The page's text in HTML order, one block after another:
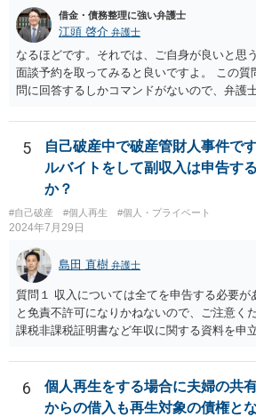
借金の理由が問われ，場合によっては破産が
ている財産（２０万円以上の価値があるもの
きない。 【③の回答】 ３０万円～６０万円程
士費用は分割で支払うことができる場合も多
て支払いのスケジュールを決めます。 なお，
る必要はなくなるため，借金の返済に充てて
を起こされることもあり得るため，お早めに
とをお勧めします。
借金・債務整理に強い弁護士
江頭 啓介 弁護士
なるほどです。それでは、ご自身が良いと思
面談予約を取ってみると良いですよ。 この質
問に回答するしかコマンドがないので、弁護
5
自己破産中で破産管財人事件で
ルバイトをして副収入は申告す
か？
#自己破産 #個人再生 #個人・プライベート
2024年7月29日
島田 直樹 弁護士
質問１ 収入については全てを申告する必要が
と免責不許可になりかねないので、ご注意く
課税非課税証明書など年収に関する資料を申
組入不要）が認められると考えられるところ
偽の申告をすると免責不許可となりかねませ
6
個人再生をする場合に夫婦の共
からの借入も再生対象の債権と